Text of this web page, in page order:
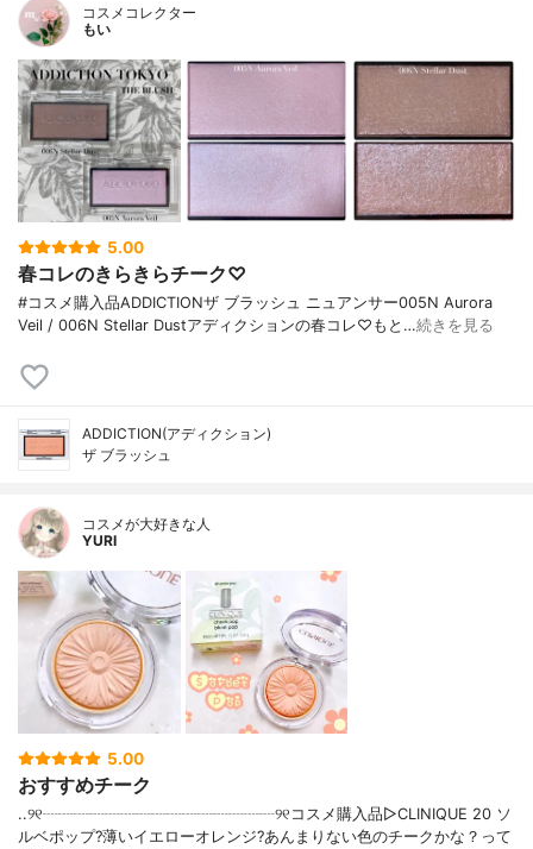
コスメコレクター
もい
5.00
春コレのきらきらチーク♡
#コスメ購入品ADDICTIONザ ブラッシュ ニュアンサー005N Aurora
Veil / 006N Stellar Dustアディクションの春コレ♡もと…続きを見る
ADDICTION(アディクション)
ザ ブラッシュ
コスメが大好きな人
YURI
5.00
おすすめチーク
..୨୧┈┈┈┈┈┈┈┈┈┈┈┈┈┈┈୨୧コスメ購入品▷CLINIQUE 20 ソ
ルベポップ?薄いイエローオレンジ?あんまりない色のチークかな？って